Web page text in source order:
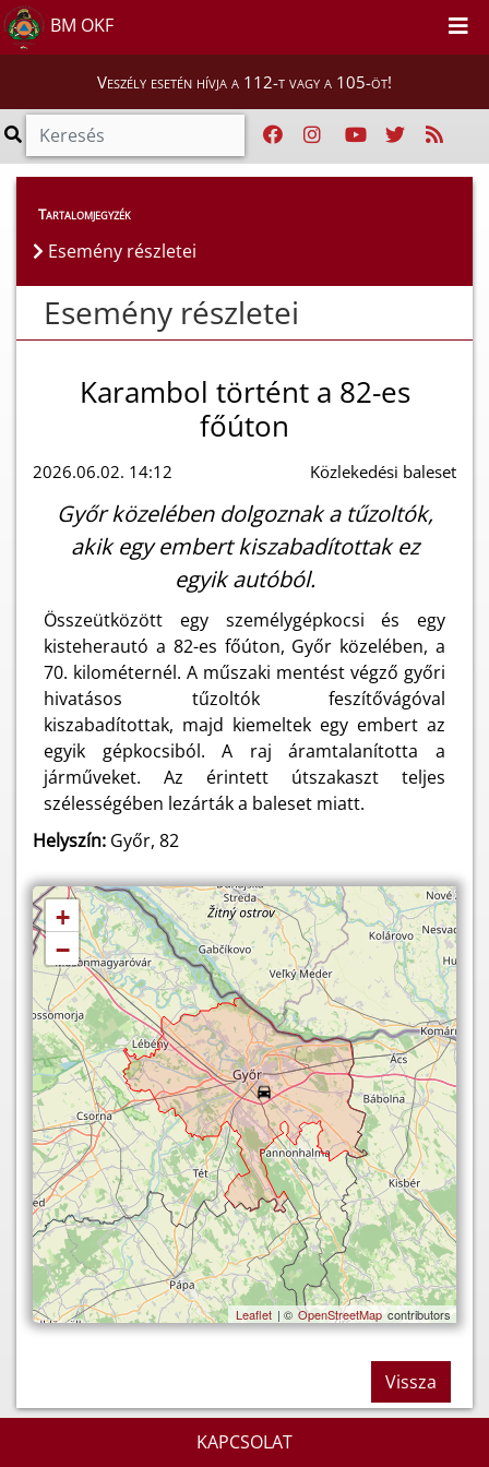
BM OKF
Veszély esetén hívja a 112-t vagy a 105-öt!
Esemény részletei
Tartalomjegyzék
Esemény részletei
Esemény részletei
Karambol történt a 82-es
főúton
2026.06.02. 14:12 Közlekedési baleset
Győr közelében dolgoznak a tűzoltók,
akik egy embert kiszabadítottak ez
egyik autóból.
Összeütközött egy személygépkocsi és egy
kisteherautó a 82-es főúton, Győr közelében, a
70. kilométernél. A műszaki mentést végző győri
hivatásos tűzoltók feszítővágóval
kiszabadítottak, majd kiemeltek egy embert az
egyik gépkocsiból. A raj áramtalanította a
járműveket. Az érintett útszakaszt teljes
szélességében lezárták a baleset miatt.
Helyszín: Győr, 82
+
−
Leaflet | © OpenStreetMap contributors
Vissza
KAPCSOLAT